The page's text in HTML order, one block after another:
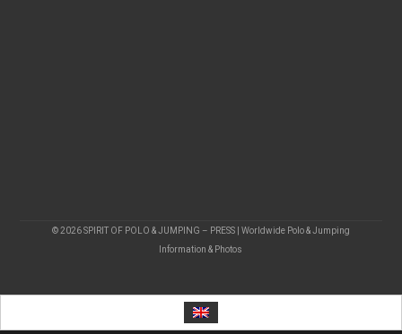
© 2026 SPIRIT OF POLO & JUMPING – PRESS | Worldwide Polo & Jumping
Information & Photos